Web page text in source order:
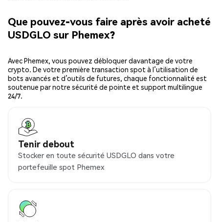
Que pouvez-vous faire après avoir acheté
USDGLO sur Phemex?
Avec Phemex, vous pouvez débloquer davantage de votre
crypto. De votre première transaction spot à l’utilisation de
bots avancés et d’outils de futures, chaque fonctionnalité est
soutenue par notre sécurité de pointe et support multilingue
24/7.
Tenir debout
Stocker en toute sécurité USDGLO dans votre
portefeuille spot Phemex